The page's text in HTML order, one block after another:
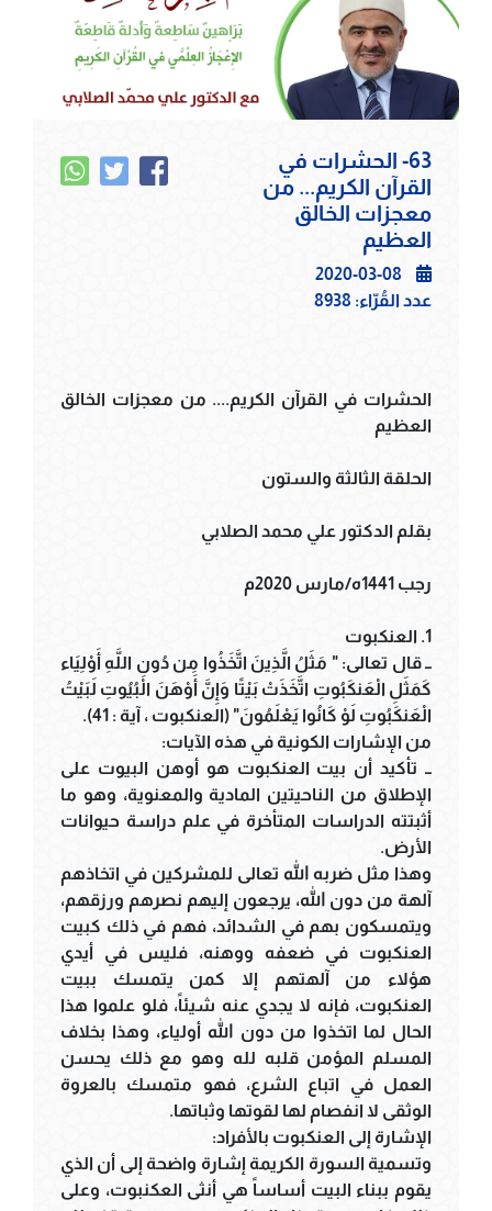
63- الحشرات في
القرآن الكريم... من
معجزات الخالق
العظيم
2020-03-08
عدد القُرّاء: 8938
الحشرات في القرآن الكريم.... من معجزات الخالق
العظيم
الحلقة الثالثة والستون
بقلم الدكتور علي محمد الصلابي
رجب 1441ه/مارس 2020م
1. العنكبوت
ــ قال تعالى: " مَثَلُ الَّذِينَ اتَّخَذُوا مِن دُونِ اللَّهِ أَوْلِيَاء
كَمَثَلِ الْعَنكَبُوتِ اتَّخَذَتْ بَيْتًا وَإِنَّ أَوْهَنَ الْبُيُوتِ لَبَيْتُ
الْعَنكَبُوتِ لَوْ كَانُوا يَعْلَمُونَ" (العنكبوت ، آية : 41).
من الإشارات الكونية في هذه الآيات:
ــ تأكيد أن بيت العنكبوت هو أوهن البيوت على
الإطلاق من الناحيتين المادية والمعنوية، وهو ما
أثبتته الدراسات المتأخرة في علم دراسة حيوانات
الأرض.
وهذا مثل ضربه الله تعالى للمشركين في اتخاذهم
آلهة من دون الله، يرجعون إليهم نصرهم ورزقهم،
ويتمسكون بهم في الشدائد، فهم في ذلك كبيت
العنكبوت في ضعفه ووهنه، فليس في أيدي
هؤلاء من آلهتهم إلا كمن يتمسك ببيت
العنكبوت، فإنه لا يجدي عنه شيئاً، فلو علموا هذا
الحال لما اتخذوا من دون الله أولياء، وهذا بخلاف
المسلم المؤمن قلبه لله وهو مع ذلك يحسن
العمل في اتباع الشرع، فهو متمسك بالعروة
الوثقى لا انفصام لها لقوتها وثباتها.
الإشارة إلى العنكبوت بالأفراد:
وتسمية السورة الكريمة إشارة واضحة إلى أن الذي
يقوم ببناء البيت أساساً هي أنثى العكنبوت، وعلى